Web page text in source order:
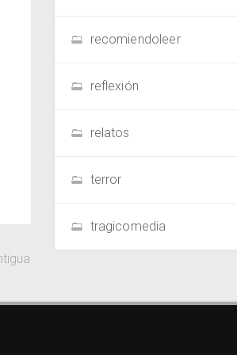
recomiendoleer
reflexión
relatos
terror
tragicomedia